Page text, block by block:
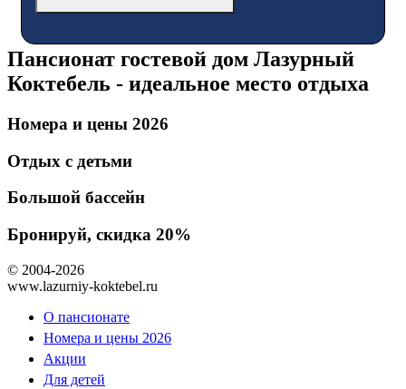
Пансионат гостевой дом Лазурный
Коктебель - идеальное место отдыха
Номера и цены 2026
Отдых с детьми
Большой бассейн
Бронируй, скидка 20%
© 2004-2026
www.lazurniy-koktebel.ru
О пансионате
Номера и цены 2026
Акции
Для детей